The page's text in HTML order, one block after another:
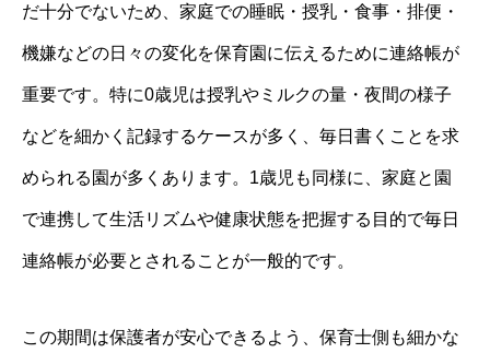
だ十分でないため、家庭での睡眠・授乳・食事・排便・
機嫌などの日々の変化を保育園に伝えるために連絡帳が
重要です。特に0歳児は授乳やミルクの量・夜間の様子
などを細かく記録するケースが多く、毎日書くことを求
められる園が多くあります。1歳児も同様に、家庭と園
で連携して生活リズムや健康状態を把握する目的で毎日
連絡帳が必要とされることが一般的です。
この期間は保護者が安心できるよう、保育士側も細かな